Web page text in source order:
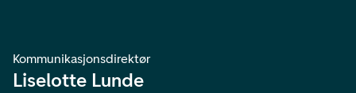
Kommunikasjonsdirektør
Liselotte Lunde